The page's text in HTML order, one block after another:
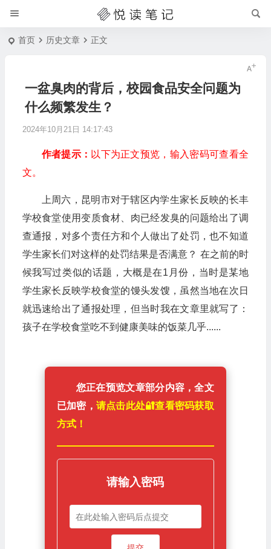
首页 历史文章 正文
一盆臭肉的背后，校园食品安全问题为
什么频繁发生？
2024年10月21日 14:17:43
作者提示： 以下为正文预览，输入密码可查看全
文。
上周六，昆明市对于辖区内学生家长反映的长丰
学校食堂使用变质食材、肉已经发臭的问题给出了调
查通报，对多个责任方和个人做出了处罚，也不知道
学生家长们对这样的处罚结果是否满意？ 在之前的时
候我写过类似的话题，大概是在1月份，当时是某地
学生家长反映学校食堂的馒头发馊，虽然当地在次日
就迅速给出了通报处理，但当时我在文章里就写了：
孩子在学校食堂吃不到健康美味的饭菜几乎......
您正在预览文章部分内容，全文
已加密， 请点击此处🔐️查看密码获取
方式！
请输入密码